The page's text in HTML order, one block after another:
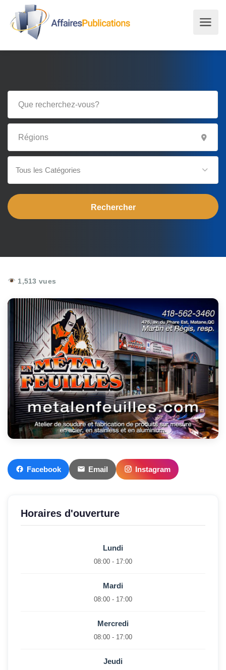
Tous les Catégories
1,513 vues
Facebook Email Instagram
Horaires d'ouverture
Lundi
08:00 - 17:00
Mardi
08:00 - 17:00
Mercredi
08:00 - 17:00
Jeudi